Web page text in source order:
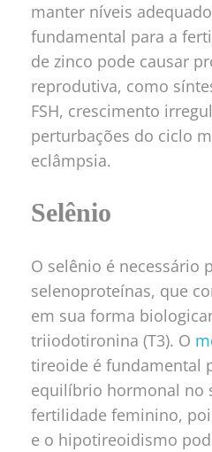
manter níveis
fundamental para a
de zinco pode causar
reprodutiva, como
FSH, crescimento
perturbações do ciclo
eclâmpsia.
Selênio
O selênio é necessário
selenoproteínas, que
em sua forma
triiodotironina (T3). O
tireoide é fundamental
equilíbrio hormonal no
fertilidade feminino,
e o hipotireoidismo